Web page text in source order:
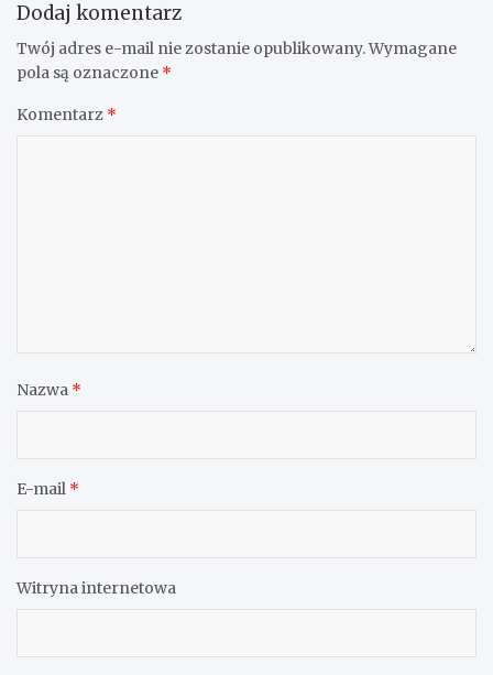
Dodaj komentarz
Twój adres e-mail nie zostanie opublikowany.Wymagane
pola są oznaczone *
Komentarz *
Nazwa *
E-mail *
Witryna internetowa